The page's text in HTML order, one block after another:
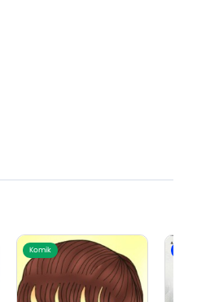
Komik